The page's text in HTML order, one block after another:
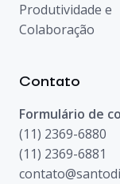
Produtividade e
Colaboração
Contato
Formulário de
(11) 2369-6880
(11) 2369-6881